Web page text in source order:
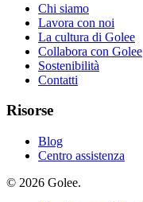
Chi siamo
Lavora con noi
La cultura di Golee
Collabora con Golee
Sostenibilità
Contatti
Risorse
Blog
Centro assistenza
© 2026 Golee.